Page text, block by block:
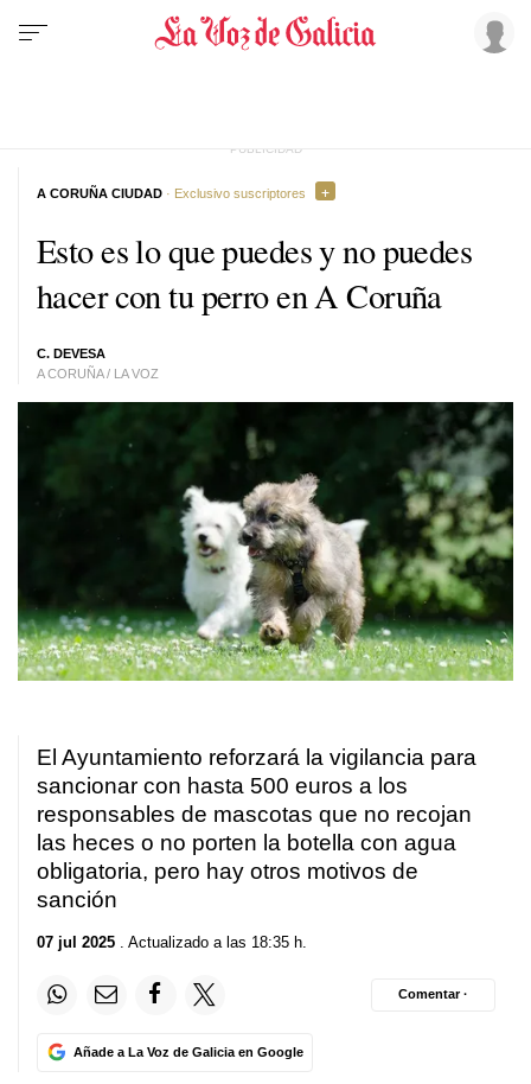
Esto es lo que puedes y no puedes
hacer con tu perro en A Coruña
C. DEVESA
A CORUÑA / LA VOZ
A CORUÑA CIUDAD · Exclusivo suscriptores
El Ayuntamiento reforzará la vigilancia para
sancionar con hasta 500 euros a los
responsables de mascotas que no recojan
las heces o no porten la botella con agua
obligatoria, pero hay otros motivos de
sanción
07 jul 2025 . Actualizado a las 18:35 h.
Añade a La Voz de Galicia en Google
Comentar ·